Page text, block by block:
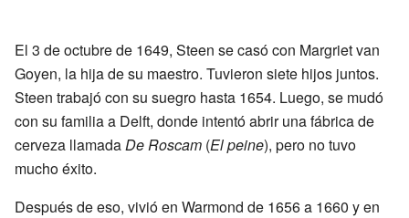
El 3 de octubre de 1649, Steen se casó con Margriet van
Goyen, la hija de su maestro. Tuvieron siete hijos juntos.
Steen trabajó con su suegro hasta 1654. Luego, se mudó
con su familia a Delft, donde intentó abrir una fábrica de
cerveza llamadaDe Roscam (El peine), pero no tuvo
mucho éxito.
Después de eso, vivió en Warmond de 1656 a 1660 y en